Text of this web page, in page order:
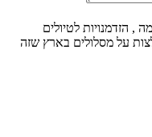
, הזדמנויות לטיולים
על מסלולים בארץ שזה